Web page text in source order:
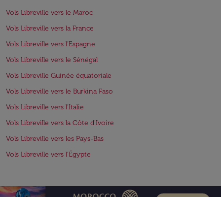
Vols Libreville vers le Maroc
Vols Libreville vers la France
Vols Libreville vers l'Espagne
Vols Libreville vers le Sénégal
Vols Libreville Guinée équatoriale
Vols Libreville vers le Burkina Faso
Vols Libreville vers l'Italie
Vols Libreville vers la Côte d'Ivoire
Vols Libreville vers les Pays-Bas
Vols Libreville vers l'Égypte